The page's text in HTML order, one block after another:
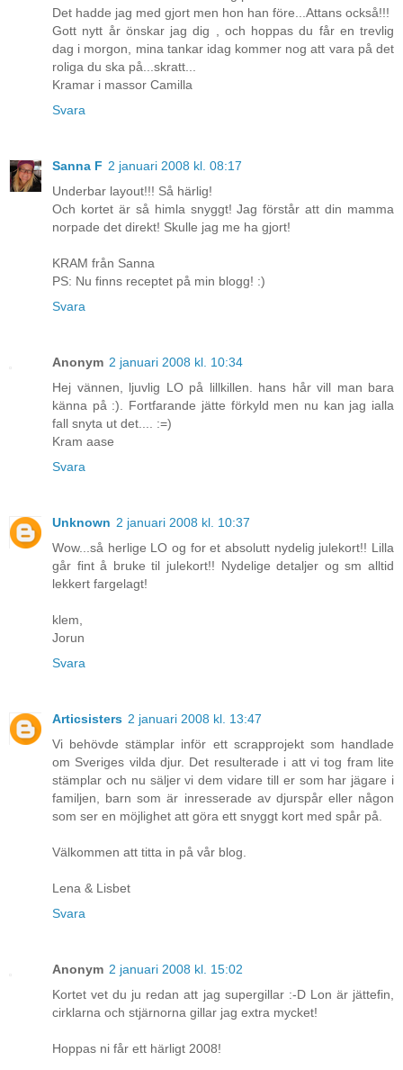
Det hadde jag med gjort men hon han före...Attans också!!!
Gott nytt år önskar jag dig , och hoppas du får en trevlig
dag i morgon, mina tankar idag kommer nog att vara på det
roliga du ska på...skratt...
Kramar i massor Camilla
Svara
Sanna F 2 januari 2008 kl. 08:17
Underbar layout!!! Så härlig!
Och kortet är så himla snyggt! Jag förstår att din mamma
norpade det direkt! Skulle jag me ha gjort!
KRAM från Sanna
PS: Nu finns receptet på min blogg! :)
Svara
Anonym 2 januari 2008 kl. 10:34
Hej vännen, ljuvlig LO på lillkillen. hans hår vill man bara
känna på :). Fortfarande jätte förkyld men nu kan jag ialla
fall snyta ut det.... :=)
Kram aase
Svara
Unknown 2 januari 2008 kl. 10:37
Wow...så herlige LO og for et absolutt nydelig julekort!! Lilla
går fint å bruke til julekort!! Nydelige detaljer og sm alltid
lekkert fargelagt!
klem,
Jorun
Svara
Articsisters 2 januari 2008 kl. 13:47
Vi behövde stämplar inför ett scrapprojekt som handlade
om Sveriges vilda djur. Det resulterade i att vi tog fram lite
stämplar och nu säljer vi dem vidare till er som har jägare i
familjen, barn som är inresserade av djurspår eller någon
som ser en möjlighet att göra ett snyggt kort med spår på.
Välkommen att titta in på vår blog.
Lena & Lisbet
Svara
Anonym 2 januari 2008 kl. 15:02
Kortet vet du ju redan att jag supergillar :-D Lon är jättefin,
cirklarna och stjärnorna gillar jag extra mycket!
Hoppas ni får ett härligt 2008!